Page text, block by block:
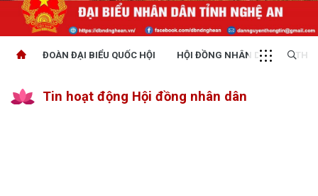
ĐOÀN ĐẠI BIỂU QUỐC HỘI HỘI ĐỒNG NHÂN DÂN
Tin hoạt động Hội đồng nhân dân